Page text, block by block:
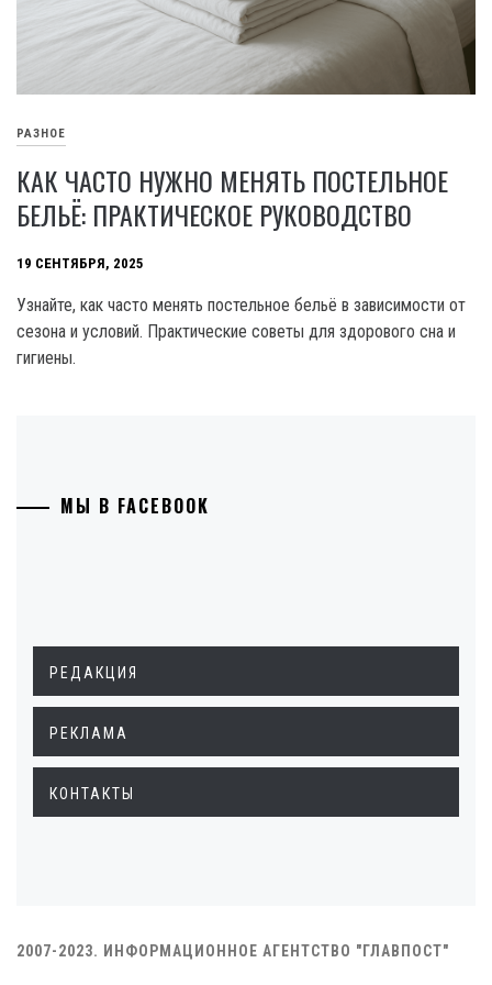
РАЗНОЕ
КАК ЧАСТО НУЖНО МЕНЯТЬ ПОСТЕЛЬНОЕ
БЕЛЬЁ: ПРАКТИЧЕСКОЕ РУКОВОДСТВО
19 СЕНТЯБРЯ, 2025
Узнайте, как часто менять постельное бельё в зависимости от
сезона и условий. Практические советы для здорового сна и
гигиены.
МЫ В FACEBOOK
РЕДАКЦИЯ
РЕКЛАМА
КОНТАКТЫ
2007-2023. ИНФОРМАЦИОННОЕ АГЕНТСТВО "ГЛАВПОСТ"